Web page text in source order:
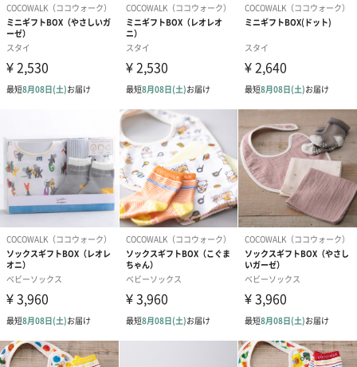
素材／繊維
スタイ:綿100%
ハンカチ:綿100%
サイズ
スタイ:25×21㎝
ハンカチ:25×25㎝
外装サイズ
幅3.5cm、縦15cm、高さ15cm
0歳～3歳(個人差あり)
商品オプション情報
紙袋
お渡し用の紙袋です。
商品に合わせたサイズをお届けします。